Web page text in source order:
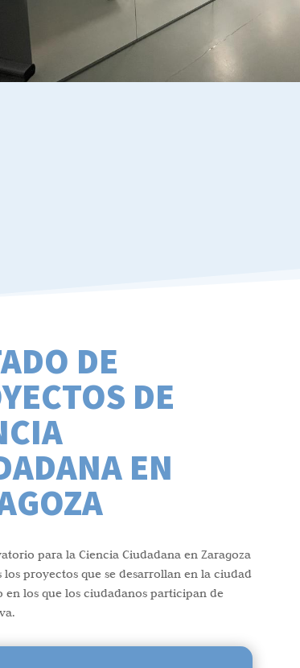
DE
DE
EN
para la Ciencia Ciudadana en Zaragoza
los proyectos que se desarrollan en la ciudad
en los que los ciudadanos participan de